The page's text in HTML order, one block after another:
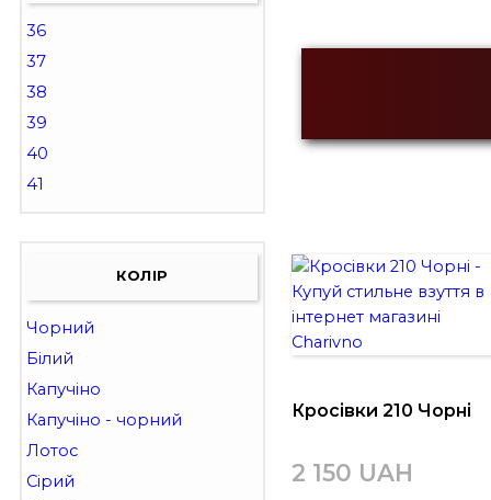
36
37
38
39
40
41
КОЛІР
Чорний
Білий
Капучіно
Капучіно - чорний
Лотос
Сірий
Кросівки 210 Чорні
2 150 UAH